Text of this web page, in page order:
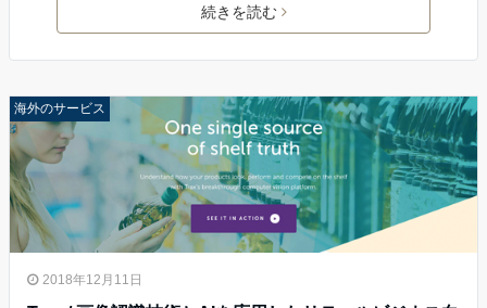
続きを読む
海外のサービス
2018年12月11日